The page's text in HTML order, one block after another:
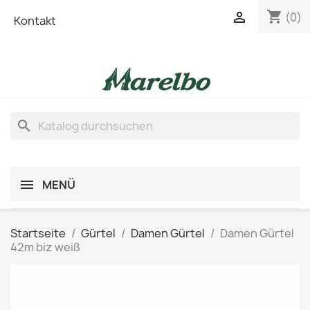
Kontakt shopping_cart (0)

search
MENÜ
Startseite Gürtel Damen Gürtel
Damen Gürtel
42m biz weiß